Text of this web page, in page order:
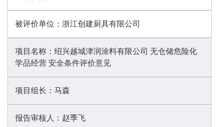
被评价单位： 浙江创建厨具有限公司
项目名称： 绍兴越城津润涂料有限公司 无仓储危险化
学品经营 安全条件评价意见
项目组长： 马森
报告审核人： 赵季飞